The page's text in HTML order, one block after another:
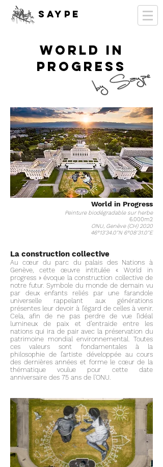
SAYPE
WORLD IN
PROGRESS
World in Progress
Peinture biodégradable sur herbe
6.000m2
ONU, Genève (CH) 2020
46°13'34.0"N 6°08'31.0"E
La construction collective
Au cœur du parc du palais des Nations à
Genève, cette œuvre intitulée « World in
progress » évoque la construction collective de
notre futur. Symbole du monde de demain vu
par deux enfants reliés par une farandole
universelle rappelant aux générations
présentes leur devoir à l’égard de celles à venir.
Cela, afin de ne pas perdre de vue l’idéal
lumineux de paix et d’entraide entre les
nations qui ira de pair avec la préservation du
patrimoine mondial environnemental. Toutes
ces valeurs sont fondamentales à la
philosophie de l’artiste développée au cours
des dernières années et forme le cœur de la
thématique voulue pour cette date
anniversaire des 75 ans de l'ONU.